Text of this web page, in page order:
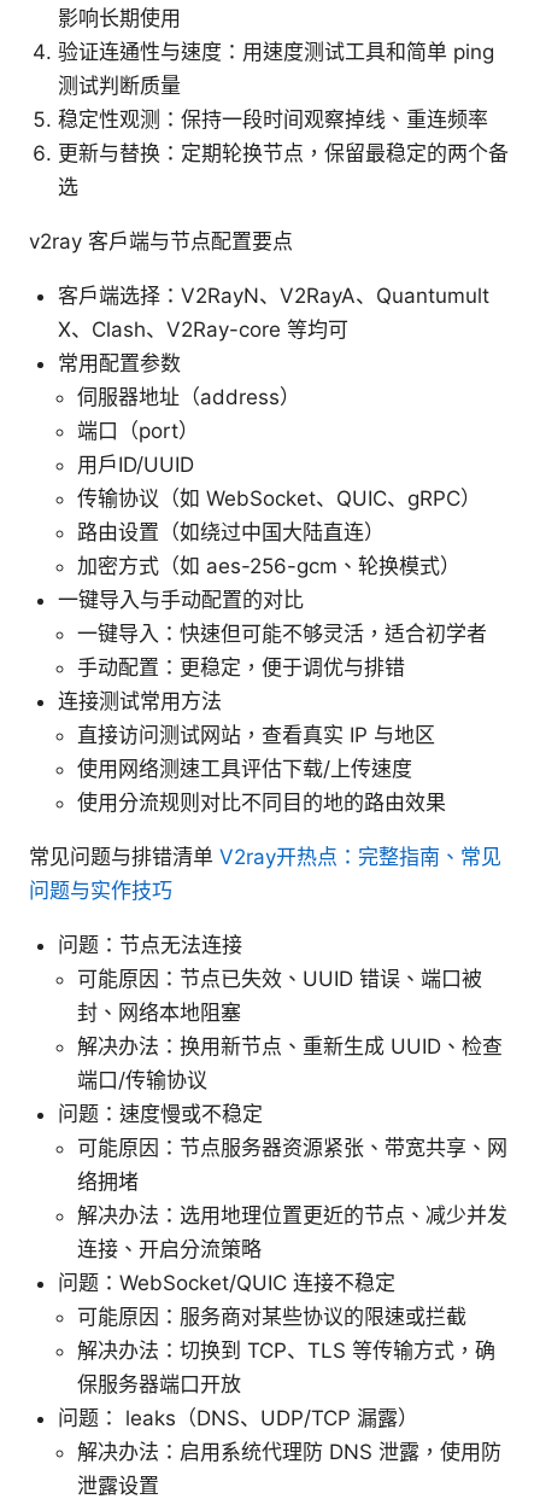
影响长期使用
验证连通性与速度：用速度测试工具和简单 ping
测试判断质量
稳定性观测：保持一段时间观察掉线、重连频率
更新与替换：定期轮换节点，保留最稳定的两个备
选
v2ray 客户端与节点配置要点
客户端选择：V2RayN、V2RayA、Quantumult
X、Clash、V2Ray-core 等均可
常用配置参数
伺服器地址（address）
端口（port）
用户ID/UUID
传输协议（如 WebSocket、QUIC、gRPC）
路由设置（如绕过中国大陆直连）
加密方式（如 aes-256-gcm、轮换模式）
一键导入与手动配置的对比
一键导入：快速但可能不够灵活，适合初学者
手动配置：更稳定，便于调优与排错
连接测试常用方法
直接访问测试网站，查看真实 IP 与地区
使用网络测速工具评估下载/上传速度
使用分流规则对比不同目的地的路由效果
常见问题与排错清单 V2ray开热点：完整指南、常见
问题与实作技巧
问题：节点无法连接
可能原因：节点已失效、UUID 错误、端口被
封、网络本地阻塞
解决办法：换用新节点、重新生成 UUID、检查
端口/传输协议
问题：速度慢或不稳定
可能原因：节点服务器资源紧张、带宽共享、网
络拥堵
解决办法：选用地理位置更近的节点、减少并发
连接、开启分流策略
问题：WebSocket/QUIC 连接不稳定
可能原因：服务商对某些协议的限速或拦截
解决办法：切换到 TCP、TLS 等传输方式，确
保服务器端口开放
问题： leaks（DNS、UDP/TCP 漏露）
解决办法：启用系统代理防 DNS 泄露，使用防
泄露设置